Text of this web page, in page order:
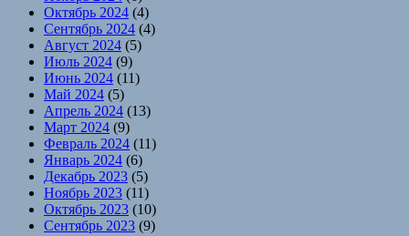
Октябрь 2024 (4)
Сентябрь 2024 (4)
Август 2024 (5)
Июль 2024 (9)
Июнь 2024 (11)
Май 2024 (5)
Апрель 2024 (13)
Март 2024 (9)
Февраль 2024 (11)
Январь 2024 (6)
Декабрь 2023 (5)
Ноябрь 2023 (11)
Октябрь 2023 (10)
Сентябрь 2023 (9)